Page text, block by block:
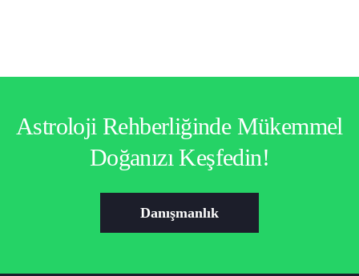
Astroloji Rehberliğinde Mükemmel
Doğanızı Keşfedin!
Danışmanlık